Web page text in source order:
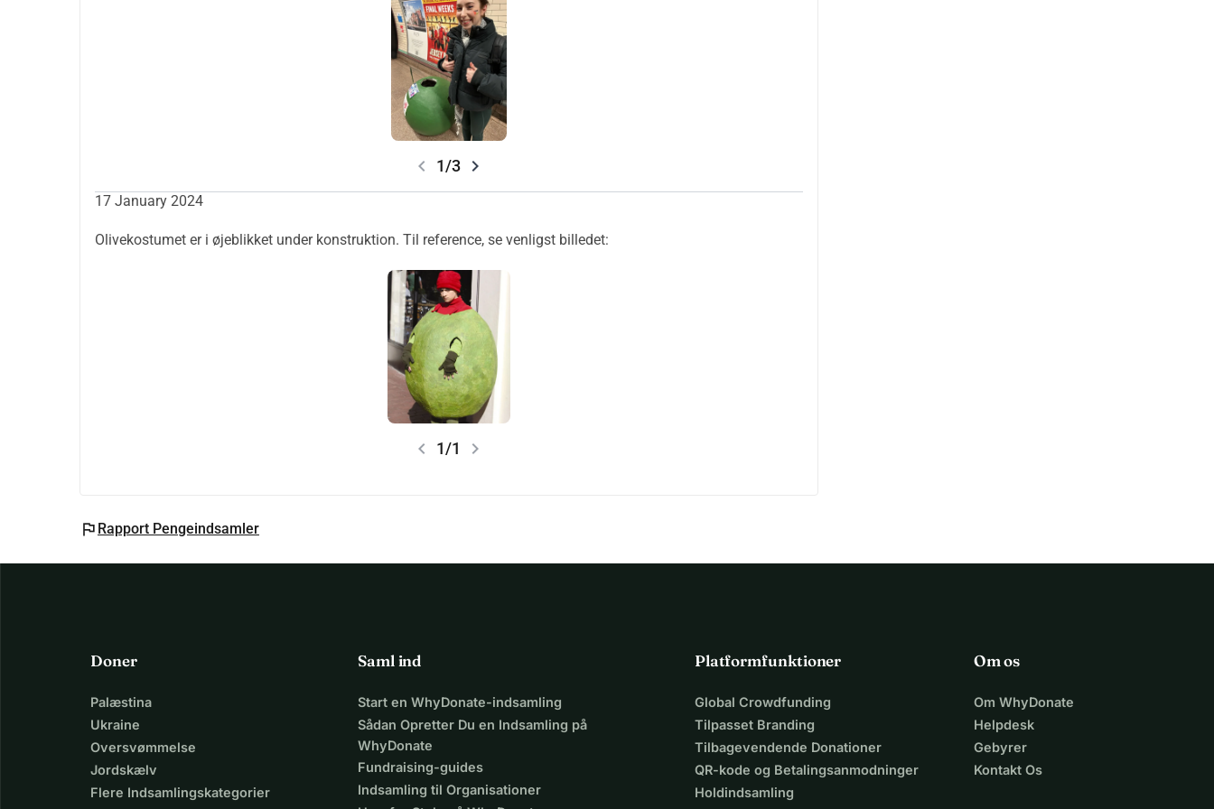
chevron_left 1/3 chevron_right
17 January 2024
Olivekostumet er i øjeblikket under konstruktion. Til reference, se venligst billedet:
chevron_left 1/1 chevron_right
flag Rapport Pengeindsamler
Doner
Palæstina
Ukraine
Oversvømmelse
Jordskælv
Flere Indsamlingskategorier
Saml ind
Start en WhyDonate-indsamling
Sådan Opretter Du en Indsamling på
WhyDonate
Fundraising-guides
Indsamling til Organisationer
Platformfunktioner
Global Crowdfunding
Tilpasset Branding
Tilbagevendende Donationer
QR-kode og Betalingsanmodninger
Holdindsamling
Om os
Om WhyDonate
Helpdesk
Gebyrer
Kontakt Os